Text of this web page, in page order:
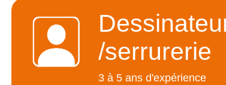
/serrurerie
3 à 5 ans d'expérience